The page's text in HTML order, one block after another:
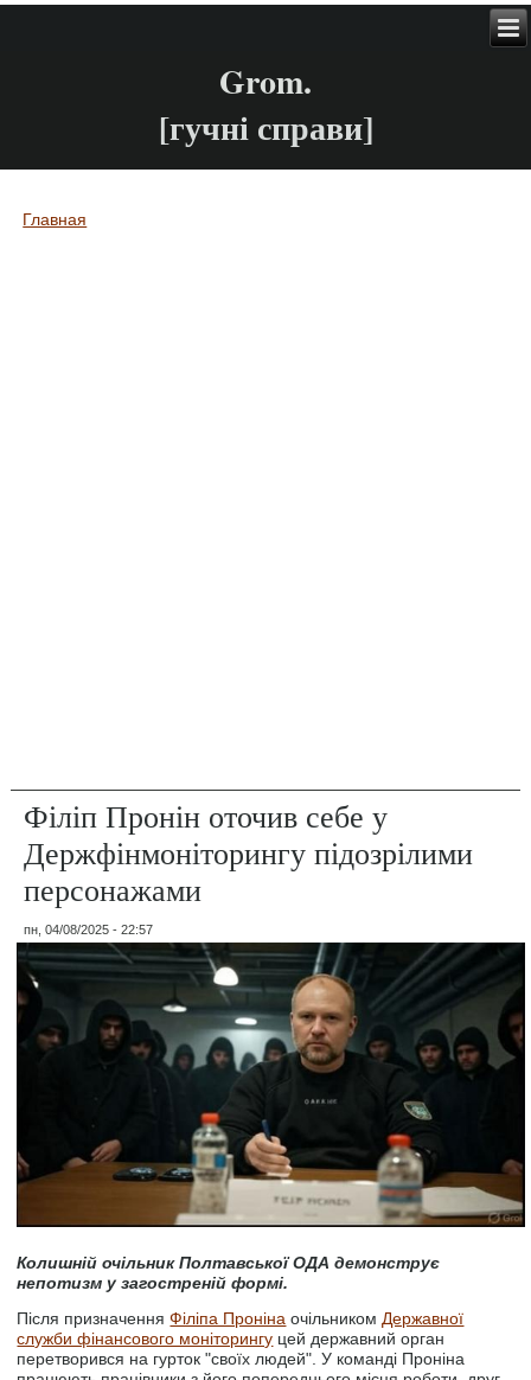
Grom.
[гучні справи]
Вы здесь
Главная
Філіп Пронін оточив себе у
Держфінмоніторингу підозрілими
персонажами
пн, 04/08/2025 - 22:57
Колишній очільник Полтавської ОДА демонструє
непотизм у загостреній формі.
Після призначенняФіліпа Проніна очільником Державної
служби фінансового моніторингу цей державний орган
перетворився на гурток "своїх людей". У команді Проніна